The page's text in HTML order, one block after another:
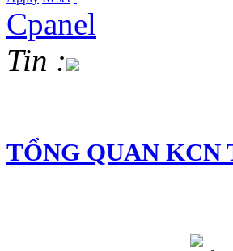
Cpanel
Tin :
TỔNG QUAN KCN